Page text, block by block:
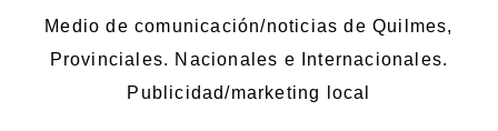
Medio de comunicación/noticias de Quilmes,
Provinciales. Nacionales e Internacionales.
Publicidad/marketing local